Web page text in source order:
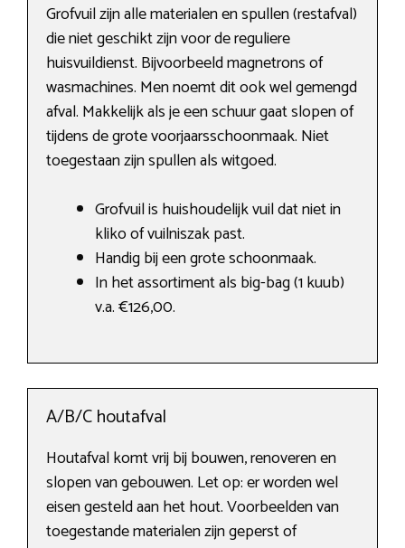
Grofvuil zijn alle materialen en spullen (restafval)
die niet geschikt zijn voor de reguliere
huisvuildienst. Bijvoorbeeld magnetrons of
wasmachines. Men noemt dit ook wel gemengd
afval. Makkelijk als je een schuur gaat slopen of
tijdens de grote voorjaarsschoonmaak. Niet
toegestaan zijn spullen als witgoed.
Grofvuil is huishoudelijk vuil dat niet in
kliko of vuilniszak past.
Handig bij een grote schoonmaak.
In het assortiment als big-bag (1 kuub)
v.a. €126,00.
A/B/C houtafval
Houtafval komt vrij bij bouwen, renoveren en
slopen van gebouwen. Let op: er worden wel
eisen gesteld aan het hout. Voorbeelden van
toegestande materialen zijn geperst of